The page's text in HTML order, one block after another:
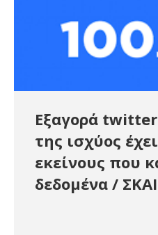
Εξαγορά
της ισχύος
εκείνους που
δεδομένα /